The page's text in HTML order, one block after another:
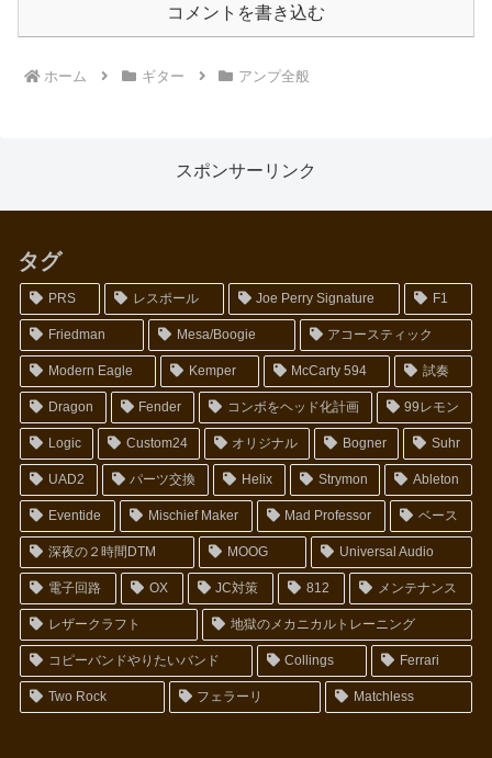
コメントを書き込む
ホーム ギター アンプ全般
スポンサーリンク
タグ
PRS レスポール Joe Perry Signature F1
Friedman Mesa/Boogie アコースティック
Modern Eagle Kemper McCarty 594 試奏
Dragon Fender コンボをヘッド化計画 99レモン
Logic Custom24 オリジナル Bogner Suhr
UAD2 パーツ交換 Helix Strymon Ableton
Eventide Mischief Maker Mad Professor ベース
深夜の２時間DTM MOOG Universal Audio
電子回路 OX JC対策 812 メンテナンス
レザークラフト 地獄のメカニカルトレーニング
コピーバンドやりたいバンド Collings Ferrari
Two Rock フェラーリ Matchless